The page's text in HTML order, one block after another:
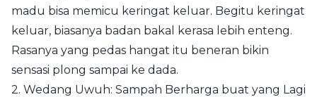
madu bisa memicu keringat keluar. Begitu keringat
keluar, biasanya badan bakal kerasa lebih enteng.
Rasanya yang pedas hangat itu beneran bikin
sensasi plong sampai ke dada.
2. Wedang Uwuh: Sampah Berharga buat yang Lagi